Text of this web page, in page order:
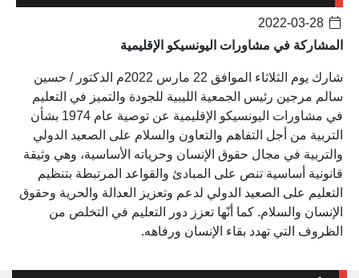
المشاركة في مشاورات اليونسيكو الإقليمية
شارك يوم الثلاثاء الموافق 22 مارس 2022م الدكتور / حسين
سالم مرجين رئيس الجمعية الليبية للجودة والتميز في التعليم
في مشاورات اليونسيكو الإقليمية عن توصية عام 1974 بشأن
التربية من أجل التفاهم والتعاون والسلام على الصعيد الدولي
والتربية في مجال حقوق الإنسان وحرياته الأساسية، وهي وثيقة
قانونية أساسية تنص على المبادئ والقواعد المرتبطة بتنظيم
التعليم على الصعيد الدولي لدعم وتعزيز العدالة والحرية وحقوق
الإنسان والسلام. كما أنّها تعزز دور التعليم في التخلص من
الظروف التي تهدد بقاء الإنسان ورفاهه.